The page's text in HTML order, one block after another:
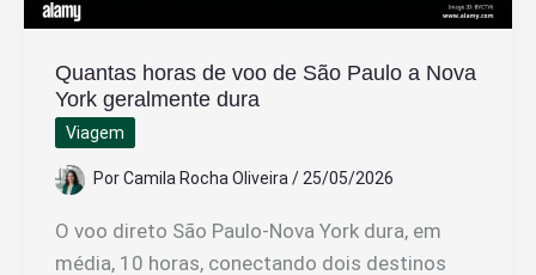
Quantas horas de voo de São Paulo a Nova
York geralmente dura
Viagem
PorCamila Rocha Oliveira / 25/05/2026
O voo direto São Paulo-Nova York dura, em
média, 10 horas, conectando dois destinos